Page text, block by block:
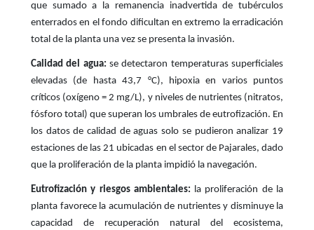
que sumado a la remanencia inadvertida de tubérculos
enterrados en el fondo dificultan en extremo la erradicación
total de la planta una vez se presenta la invasión.
Calidad del agua: se detectaron temperaturas superficiales
elevadas (de hasta 43,7 °C), hipoxia en varios puntos
críticos (oxígeno = 2 mg/L), y niveles de nutrientes (nitratos,
fósforo total) que superan los umbrales de eutrofización. En
los datos de calidad de aguas solo se pudieron analizar 19
estaciones de las 21 ubicadas en el sector de Pajarales, dado
que la proliferación de la planta impidió la navegación.
Eutrofización y riesgos ambientales: la proliferación de la
planta favorece la acumulación de nutrientes y disminuye la
capacidad de recuperación natural del ecosistema,